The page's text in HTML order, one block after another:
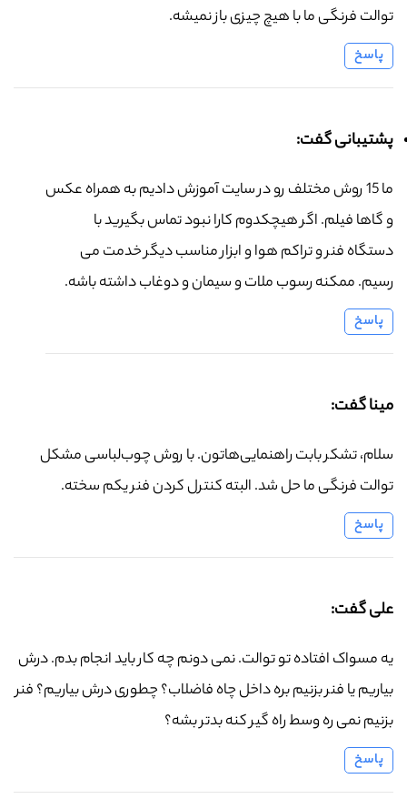
توالت فرنگی ما با هیچ چیزی باز نمیشه.
پاسخ
پشتیبانی گفت:
ما 15 روش مختلف رو در سایت آموزش دادیم به همراه عکس
و گاها فیلم. اگر هیچکدوم کارا نبود تماس بگیرید با
دستگاه فنر و تراکم هوا و ابزار مناسب دیگر خدمت می
رسیم. ممکنه رسوب ملات و سیمان و دوغاب داشته باشه.
پاسخ
مینا گفت:
سلام، تشکر بابت راهنمایی‌هاتون. با روش چوب‌لباسی مشکل
توالت فرنگی ما حل شد. البته کنترل کردن فنر یکم سخته.
پاسخ
علی گفت:
یه مسواک افتاده تو توالت. نمی دونم چه کار باید انجام بدم. درش
بیاریم یا فنر بزنیم بره داخل چاه فاضلاب؟ چطوری درش بیاریم؟ فنر
بزنیم نمی ره وسط راه گیر کنه بدتر بشه؟
پاسخ